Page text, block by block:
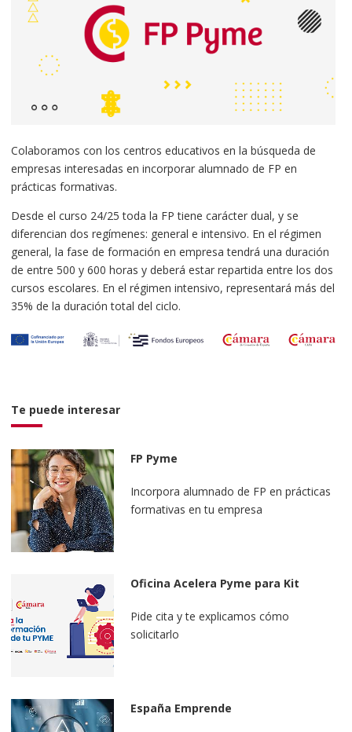
Colaboramos con los centros educativos en la búsqueda de
empresas interesadas en incorporar alumnado de FP en
prácticas formativas.
Desde el curso 24/25 toda la FP tiene carácter dual, y se
diferencian dos regímenes: general e intensivo. En el régimen
general, la fase de formación en empresa tendrá una duración
de entre 500 y 600 horas y deberá estar repartida entre los dos
cursos escolares. En el régimen intensivo, representará más del
35% de la duración total del ciclo.
Te puede interesar
FP Pyme
Incorpora alumnado de FP en prácticas
formativas en tu empresa
Oficina Acelera Pyme para Kit
Pide cita y te explicamos cómo
solicitarlo
España Emprende